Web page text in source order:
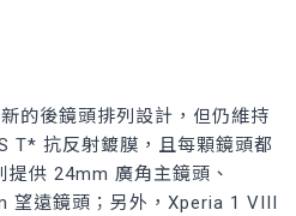
的後鏡頭排列設計，但仍維持
T* 抗反射鍍膜，且每顆鏡頭都
供 24mm 廣角主鏡頭、
望遠鏡頭；另外，Xperia 1 VIII